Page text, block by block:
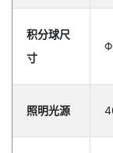
积分球尺
寸
照明光源